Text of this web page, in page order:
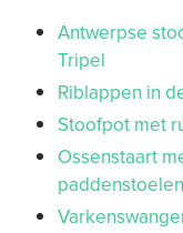
Antwerpse
Tripel
Riblappen in
Stoofpot met
Ossenstaart
paddenstoelen